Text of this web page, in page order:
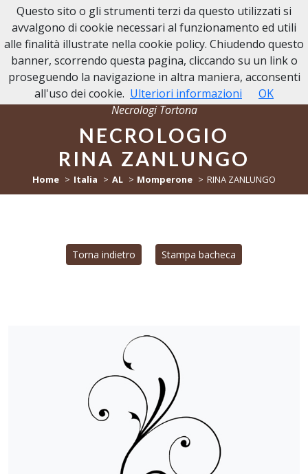
NECROLOGI TORTONA
Necrologi Tortona
NECROLOGIO
RINA ZANLUNGO
Home Italia AL Momperone RINA ZANLUNGO
Torna indietro Stampa bacheca
Questo sito o gli strumenti terzi da questo utilizzati si
avvalgono di cookie necessari al funzionamento ed utili
alle finalità illustrate nella cookie policy. Chiudendo questo
banner, scorrendo questa pagina, cliccando su un link o
proseguendo la navigazione in altra maniera, acconsenti
all'uso dei cookie. Ulteriori informazioni OK